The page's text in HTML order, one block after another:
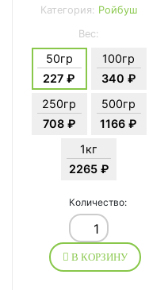
Категория: Ройбуш
Вес:
50гр
227 ₽
100гр
340 ₽
250гр
708 ₽
500гр
1166 ₽
1кг
2265 ₽
Количество:
В КОРЗИНУ